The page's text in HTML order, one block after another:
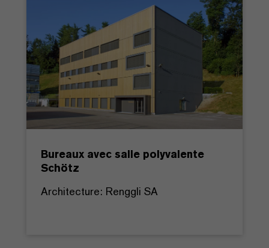
Bureaux avec salle polyvalente
Schötz
Architecture: Renggli SA